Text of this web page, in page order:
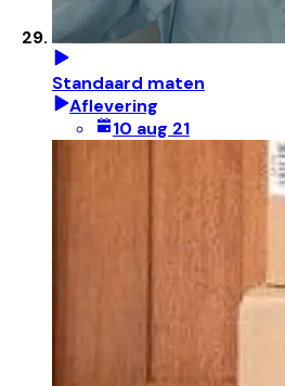
Standaard maten
Aflevering
10 aug 21